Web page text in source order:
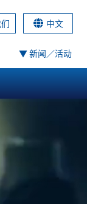
▼ 新闻／活动
中文